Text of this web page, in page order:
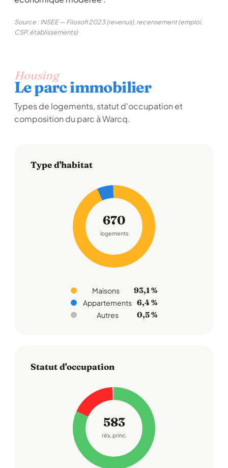
Source : INSEE — Filosofi 2023 (revenus), recensement (emploi,
CSP, établissements)
Housing
Le parc immobilier
Types de logements, statut d'occupation et
composition du parc à Warcq.
Type d'habitat
670
logements
Maisons 93,1 %
Appartements 6,4 %
Autres 0,5 %
Statut d'occupation
583
rés. princ.